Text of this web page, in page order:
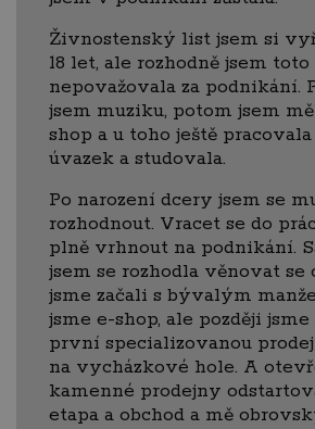
Živnostenský list jsem si
18 let, ale rozhodně jsem toto
nepovažovala za podnikání.
jsem muziku, potom jsem
shop a u toho ještě
úvazek a studovala.
Po narození dcery jsem se
rozhodnout. Vracet se do
plně vrhnout na podnikání.
jsem se rozhodla věnovat se
jsme začali s bývalým
jsme e-shop, ale později
první specializovanou
na vycházkové hole. A
kamenné prodejny
etapa a obchod a mě